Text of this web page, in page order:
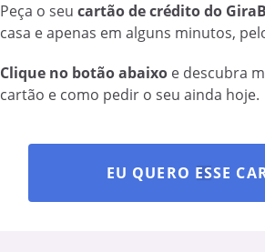
Peça o seu cartão de crédito do
casa e apenas em alguns minutos,
Clique no botão abaixo e descubra
cartão e como pedir o seu ainda hoje.
EU QUERO ESSE